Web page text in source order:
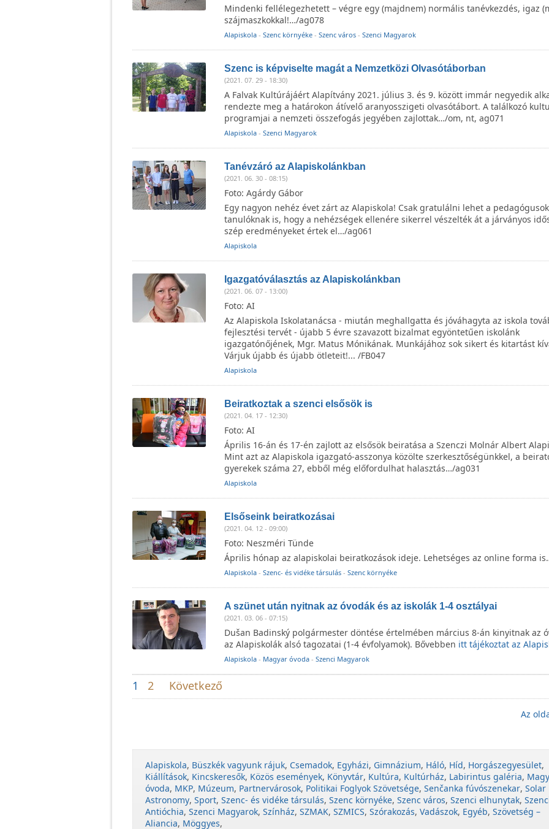
Mindenki fellélegezhetett – végre egy (majdnem) normális tanévkezdés, igaz
szájmaszkokkal!…/ag078
Alapiskola- Szenc környéke- Szenc város- Szenci Magyarok
Szenc is képviselte magát a Nemzetközi Olvasótáborban
(2021. 07. 29 - 18:30)
A Falvak Kultúrájáért Alapítvány 2021. július 3. és 9. között immár negyedik
rendezte meg a határokon átívelő aranyosszigeti olvasótábort. A találkozó
programjai a nemzeti összefogás jegyében zajlottak…/om, nt, ag071
Alapiskola- Szenci Magyarok
Tanévzáró az Alapiskolánkban
(2021. 06. 30 - 08:15)
Foto: Agárdy Gábor
Egy nagyon nehéz évet zárt az Alapiskola! Csak gratulálni lehet a
tanulóknak is, hogy a nehézségek ellenére sikerrel vészelték át a járványos
szép eredményeket értek el…/ag061
Alapiskola
Igazgatóválasztás az Alapiskolánkban
(2021. 06. 07 - 13:00)
Foto: AI
Az Alapiskola Iskolatanácsa - miután meghallgatta és jóváhagyta az iskola
fejlesztési tervét - újabb 5 évre szavazott bizalmat egyöntetűen iskolánk
igazgatónőjének, Mgr. Matus Mónikának. Munkájához sok sikert és kitartást
Várjuk újabb és újabb ötleteit!... /FB047
Alapiskola
Beiratkoztak a szenci elsősök is
(2021. 04. 17 - 12:30)
Foto: AI
Április 16-án és 17-én zajlott az elsősök beiratása a Szenczi Molnár Albert
Mint azt az Alapiskola igazgató-asszonya közölte szerkesztőségünkkel, a
gyerekek száma 27, ebből még előfordulhat halasztás…/ag031
Alapiskola
Elsőseink beiratkozásai
(2021. 04. 12 - 09:00)
Foto: Neszméri Tünde
Április hónap az alapiskolai beiratkozások ideje. Lehetséges az online forma
Alapiskola- Szenc- és vidéke társulás- Szenc környéke
A szünet után nyitnak az óvodák és az iskolák 1-4 osztályai
(2021. 03. 06 - 07:15)
Dušan Badinský polgármester döntése értelmében március 8-án kinyitnak az
az Alapiskolák alsó tagozatai (1-4 évfolyamok). Bővebben itt tájékoztat az
Alapiskola- Magyar óvoda- Szenci Magyarok
1 2 Következő
Az
Alapiskola, Büszkék vagyunk rájuk, Csemadok, Egyházi, Gimnázium, Háló, Híd, Horgászegyesület,
Kiállítások, Kincskeresők, Közös események, Könyvtár, Kultúra, Kultúrház, Labirintus galéria,
óvoda, MKP, Múzeum, Partnervárosok, Politikai Foglyok Szövetsége, Senčanka fúvószenekar, Solar
Astronomy, Sport, Szenc- és vidéke társulás, Szenc környéke, Szenc város, Szenci elhunytak,
Antióchia, Szenci Magyarok, Színház, SZMAK, SZMICS, Szórakozás, Vadászok, Egyéb, Szövetség –
Aliancia, Möggyes,